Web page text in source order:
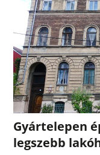
Gyártelepen
legszebb